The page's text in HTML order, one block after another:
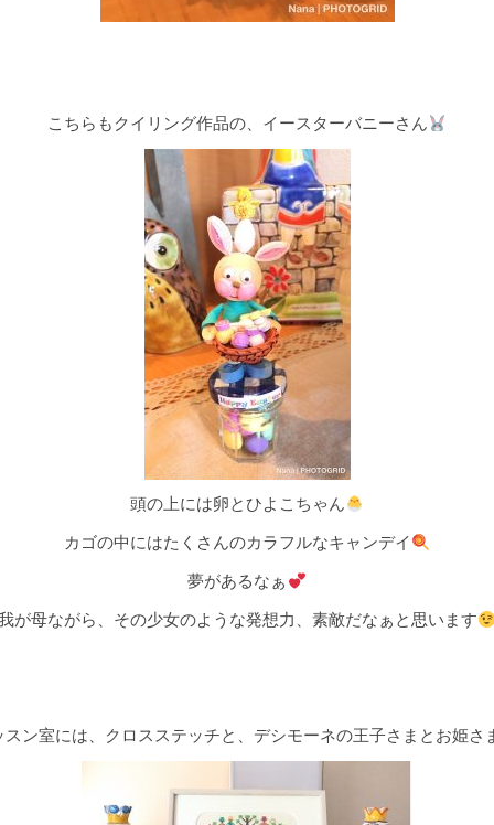
こちらもクイリング作品の、イースターバニーさん
頭の上には卵とひよこちゃん
カゴの中にはたくさんのカラフルなキャンデイ
夢があるなぁ
が母ながら、その少女のような発想力、素敵だなぁと思います
スン室には、クロスステッチと、デシモーネの王子さまとお姫さ